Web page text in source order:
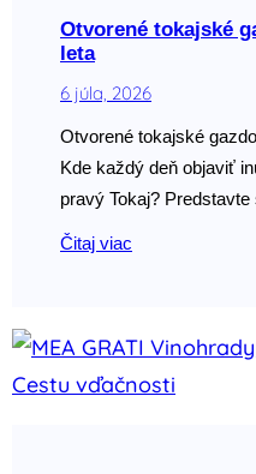
Otvorené tokajské
leta
6 júla, 2026
Otvorené tokajské
Kde každý deň objaviť
pravý Tokaj?
Čitaj viac